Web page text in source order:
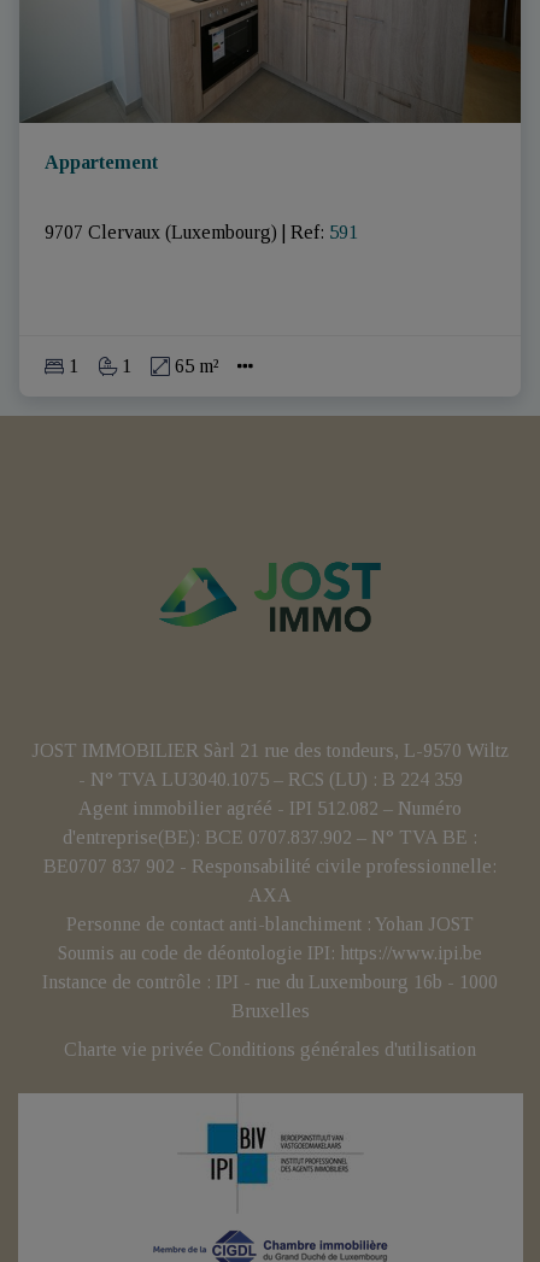
Appartement
9707 Clervaux (Luxembourg) Ref: 591
1 1 65 m²
JOST IMMOBILIER Sàrl 21 rue des tondeurs, L-9570 Wiltz
- N° TVA LU3040.1075 – RCS (LU) : B 224 359
Agent immobilier agréé - IPI 512.082 – Numéro
d'entreprise(BE): BCE 0707.837.902 – N° TVA BE :
BE0707 837 902 - Responsabilité civile professionnelle:
AXA
Personne de contact anti-blanchiment : Yohan JOST
Soumis au code de déontologie IPI: https://www.ipi.be
Instance de contrôle : IPI - rue du Luxembourg 16b - 1000
Bruxelles
Charte vie privée Conditions générales d'utilisation